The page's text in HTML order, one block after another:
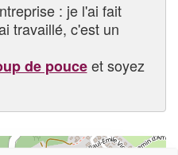
: je l'ai fait
travaillé, c'est un
de pouceet soyez